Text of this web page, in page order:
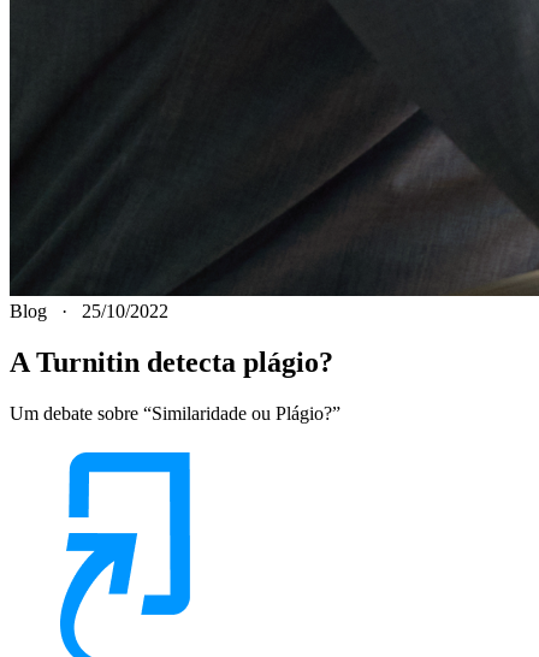
Blog · 25/10/2022
A Turnitin detecta plágio?
Um debate sobre “Similaridade ou Plágio?”